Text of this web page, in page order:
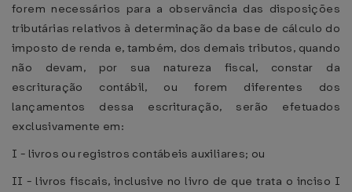
forem necessários para a observância das disposições
tributárias relativos à determinação da base de cálculo do
imposto de renda e, também, dos demais tributos, quando
não devam, por sua natureza fiscal, constar da
escrituração contábil, ou forem diferentes dos
lançamentos dessa escrituração, serão efetuados
exclusivamente em:
I - livros ou registros contábeis auxiliares; ou
II - livros fiscais, inclusive no livro de que trata o inciso I